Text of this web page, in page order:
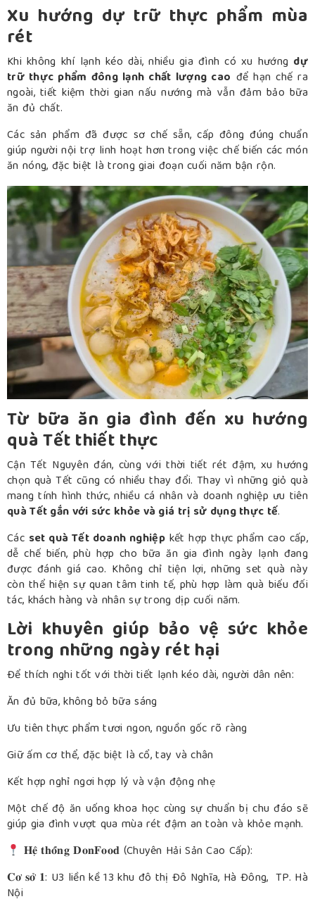
Xu hướng dự trữ thực phẩm mùa
rét
Khi không khí lạnh kéo dài, nhiều gia đình có xu hướng dự
trữ thực phẩm đông lạnh chất lượng cao để hạn chế ra
ngoài, tiết kiệm thời gian nấu nướng mà vẫn đảm bảo bữa
ăn đủ chất.
Các sản phẩm đã được sơ chế sẵn, cấp đông đúng chuẩn
giúp người nội trợ linh hoạt hơn trong việc chế biến các món
ăn nóng, đặc biệt là trong giai đoạn cuối năm bận rộn.
Từ bữa ăn gia đình đến xu hướng
quà Tết thiết thực
Cận Tết Nguyên đán, cùng với thời tiết rét đậm, xu hướng
chọn quà Tết cũng có nhiều thay đổi. Thay vì những giỏ quà
mang tính hình thức, nhiều cá nhân và doanh nghiệp ưu tiên
quà Tết gắn với sức khỏe và giá trị sử dụng thực tế.
Các set quà Tết doanh nghiệpkết hợp thực phẩm cao cấp,
dễ chế biến, phù hợp cho bữa ăn gia đình ngày lạnh đang
được đánh giá cao. Không chỉ tiện lợi, những set quà này
còn thể hiện sự quan tâm tinh tế, phù hợp làm quà biếu đối
tác, khách hàng và nhân sự trong dịp cuối năm.
Lời khuyên giúp bảo vệ sức khỏe
trong những ngày rét hại
Để thích nghi tốt với thời tiết lạnh kéo dài, người dân nên:
Ăn đủ bữa, không bỏ bữa sáng
Ưu tiên thực phẩm tươi ngon, nguồn gốc rõ ràng
Giữ ấm cơ thể, đặc biệt là cổ, tay và chân
Kết hợp nghỉ ngơi hợp lý và vận động nhẹ
Một chế độ ăn uống khoa học cùng sự chuẩn bị chu đáo sẽ
giúp gia đình vượt qua mùa rét đậm an toàn và khỏe mạnh.
𝐇𝐞̣̂ 𝐭𝐡𝐨̂́𝐧𝐠 𝐃𝐨𝐧𝐅𝐨𝐨𝐝 (Chuyên Hải Sản Cao Cấp):
𝐂𝐨̛ 𝐬𝐨̛̉ 𝟏: U3 liền kề 13 khu đô thị Đô Nghĩa, Hà Đông, TP. Hà
Nội